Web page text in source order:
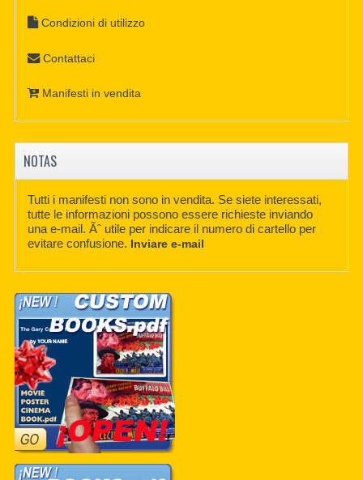
Condizioni di utilizzo
Contattaci
Manifesti in vendita
NOTAS
Tutti i manifesti non sono in vendita. Se siete interessati,
tutte le informazioni possono essere richieste inviando
una e-mail. Ãˆ utile per indicare il numero di cartello per
evitare confusione. Inviare e-mail